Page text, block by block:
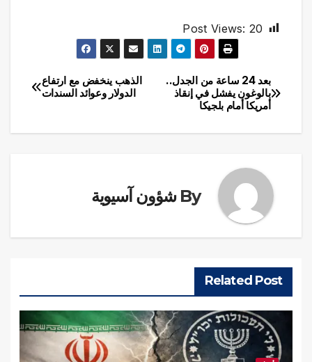
Post Views: 20
تصفّح
المقالات
الذهب ينخفض مع ارتفاع
الدولار وعوائد السندات
بعد 24 ساعة من الجدل..
بالوغون يفشل في إنقاذ
أمريكا أمام بلجيكا
By شؤون آسيوية
Related Post